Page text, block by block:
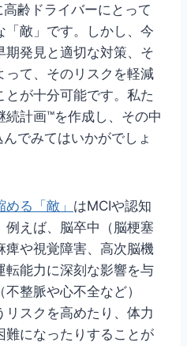
齢ドライバーにとって
敵」です。しかし、今
期発見と適切な対策、そ
って、そのリスクを軽減
とが十分可能です。私た
続計画™を作成し、その中
でみてはいかがでしょ
る「敵」 はMCIや認知
えば、脳卒中（脳梗塞
や視覚障害、高次脳機
転能力に深刻な影響を与
整脈や心不全など）
スクを高めたり、体力
難になったりすることが